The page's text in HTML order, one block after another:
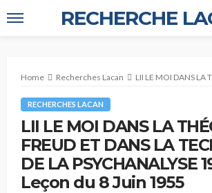
RECHERCHE
Home Recherches Lacan LII LE MOI DANS LA THÉORIE DE FREUD ET DANS LA
RECHERCHES LACAN
LII LE MOI DANS LA
FREUD ET DANS LA
DE LA PSYCHANALYSE
Leçon du 8 Juin 1955